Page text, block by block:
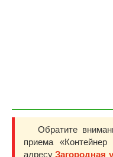
Обратите
приема
адресуЗагородная